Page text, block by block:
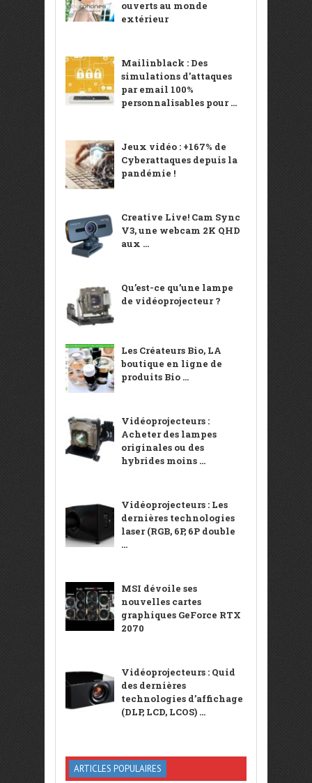
ouverts au monde
extérieur
Mailinblack : Des
simulations d’attaques
par email 100%
personnalisables pour ...
Jeux vidéo : +167% de
Cyberattaques depuis la
pandémie !
Creative Live! Cam Sync
V3, une webcam 2K QHD
aux ...
Qu’est-ce qu’une lampe
de vidéoprojecteur ?
Les Créateurs Bio, LA
boutique en ligne de
produits Bio ...
Vidéoprojecteurs :
Acheter des lampes
originales ou des
hybrides moins ...
Vidéoprojecteurs : Les
dernières technologies
laser (RGB, 6P, 6P double
...
MSI dévoile ses
nouvelles cartes
graphiques GeForce RTX
2070
Vidéoprojecteurs : Quid
des dernières
technologies d’affichage
(DLP, LCD, LCOS) ...
ARTICLES POPULAIRES